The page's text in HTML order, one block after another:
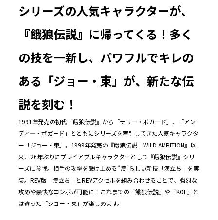
シリーズの人気キャラクターが、
『餓狼伝説』に帰ってくる！多く
の技を一新し、パワフルでキレの
ある「ジョー・東」が、新たな伝
説を刻む！
1991年発売の初代『餓狼伝説』から「テリー・ボガード」、「アン
ディ―・ボガード」とともにシリーズを牽引してきた人気キャラクタ
ー「ジョー・東」。1999年発売の『餓狼伝説 WILD AMBITION』以
来、26年ぶりにプレイアブルキャラクターとして『餓狼伝説』シリ
ーズに参戦。相手の攻撃を受け止める”漢”らしい新技「漢立ち」を実
装。REV版「漢立ち」とREVアクセルを組み合わせることで、強烈な
攻めや豪快なコンボが可能に！これまでの『餓狼伝説』や『KOF』と
は違った「ジョー・東」が楽しめます。